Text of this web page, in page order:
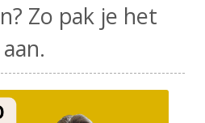
Zo pak je het
aan.